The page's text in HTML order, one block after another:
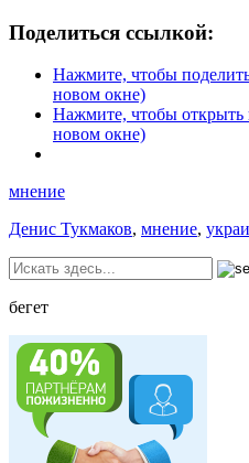
Поделиться ссылкой:
Нажмите, чтобы
новом окне)
Нажмите, чтобы открыть
новом окне)
мнение
Денис Тукмаков, мнение,
бегет